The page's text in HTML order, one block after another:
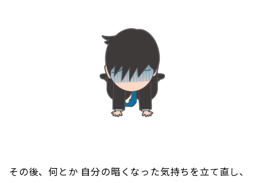
その後、何とか 自分の暗くなった気持ちを立て直し、